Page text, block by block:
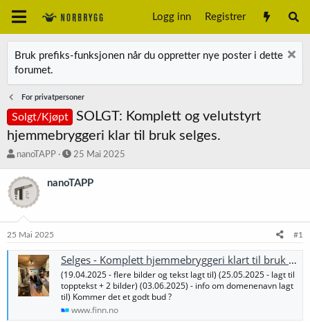
Logg inn Registrer
Bruk prefiks-funksjonen når du oppretter nye poster i dette
forumet.
For privatpersoner
Solgt/Kjøpt
SOLGT: Komplett og velutstyrt
hjemmebryggeri klar til bruk selges.
T
å
d
s
t
e
r
nanoTAPP
S
a
o
25 Mai 2025
nanoTAPP
25 Mai 2025 #1
Selges - Komplett hjemmebryggeri klart til bruk ! (bryggeutstyr) | FINN-torget
(19.04.2025 - flere bilder og tekst lagt til) (25.05.2025 - lagt til
topptekst + 2 bilder) (03.06.2025) - info om domenenavn lagt
til) Kommer det et godt bud ?
www.finn.no